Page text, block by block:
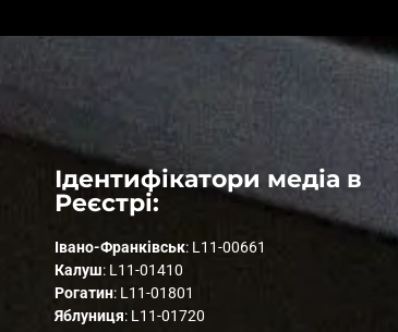
Ідентифікатори медіа в
Реєстрі:
Івано-Франківськ: L11-00661
Калуш: L11-01410
Рогатин: L11-01801
Яблуниця: L11-01720